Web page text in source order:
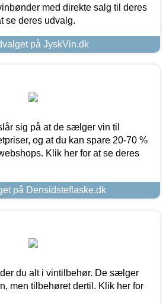
med direkte salg til deres
se deres udvalg.
på JyskVin.dk
sig på at de sælger vin til
og at du kan spare 20-70 %
Klik her for at se deres
på Densidsteflaske.dk
du alt i vintilbehør. De sælger
men tilbehøret dertil. Klik her for